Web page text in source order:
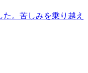
。苦しみを乗り越え